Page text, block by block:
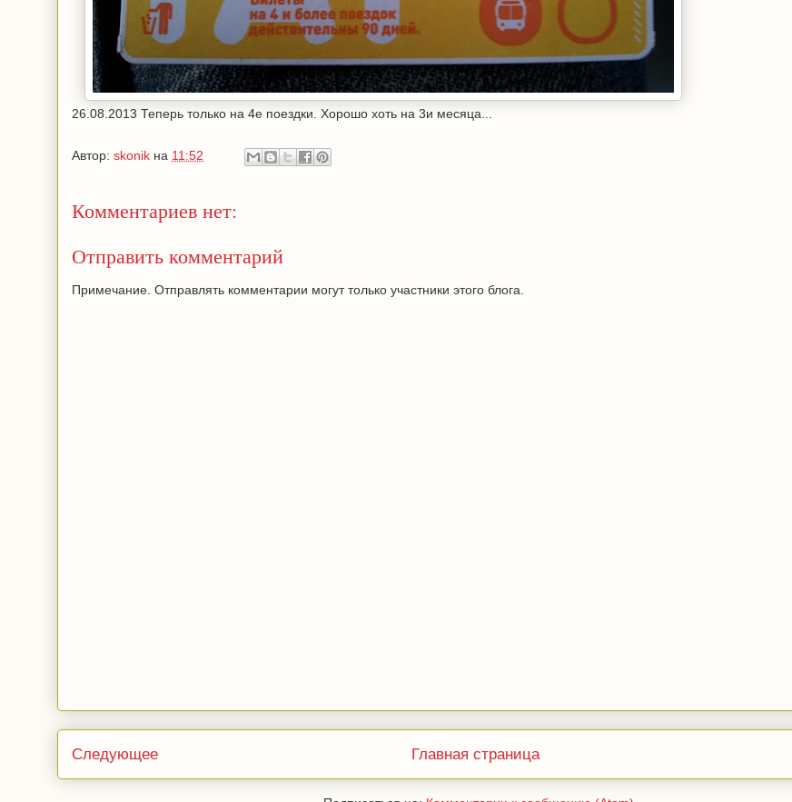
26.08.2013 Теперь только на 4е поездки. Хорошо хоть на 3и месяца...
Автор: skonik на 11:52
Комментариев нет:
Отправить комментарий
Примечание. Отправлять комментарии могут только участники этого блога.
Следующее Главная страница